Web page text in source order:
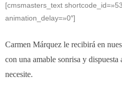
[cmsmasters_text
animation_delay=»0″]
Carmen Márquez le recibirá en
con una amable sonrisa y
necesite.